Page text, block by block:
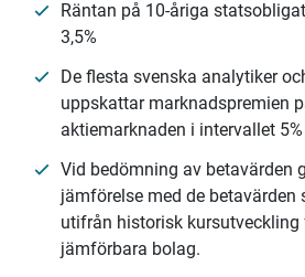
Räntan på 10-åriga
3,5%
De flesta svenska analytiker
uppskattar marknadspremien
aktiemarknaden i intervallet
Vid bedömning av betavärden
jämförelse med de betavärden
utifrån historisk kursutveckling
jämförbara bolag.